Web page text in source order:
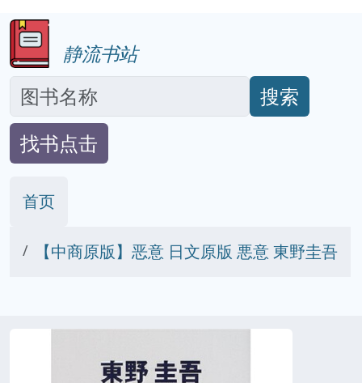
静流书站
搜索
找书点击
首页
【中商原版】恶意 日文原版 悪意 東野圭吾